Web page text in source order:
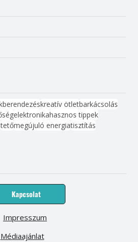
kreatív ötletbarkácsolás
elektronikahasznos tippek
tetőmegújuló energiatisztítás
Kapcsolat
Médiaajánlat
Impresszum